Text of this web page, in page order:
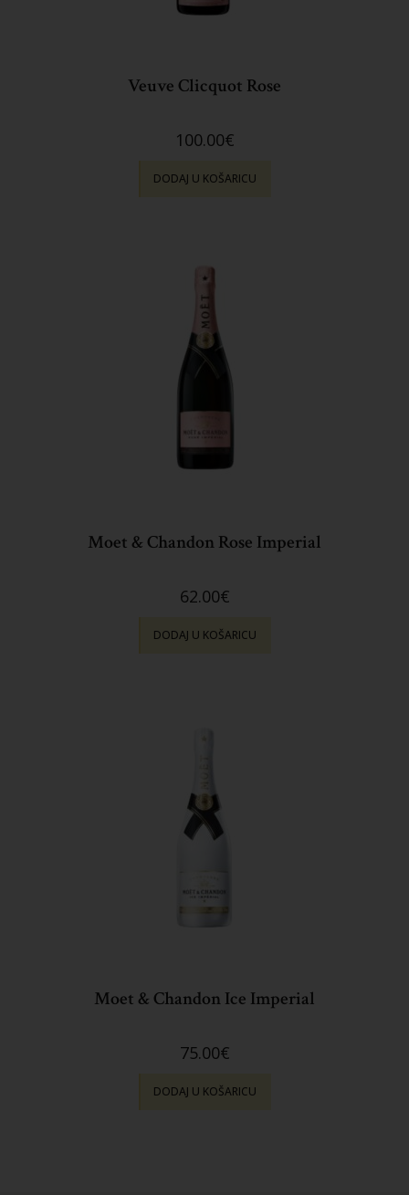
Veuve Clicquot Rose
100.00€
DODAJ U KOŠARICU
Moet & Chandon Rose Imperial
62.00€
DODAJ U KOŠARICU
Moet & Chandon Ice Imperial
75.00€
DODAJ U KOŠARICU